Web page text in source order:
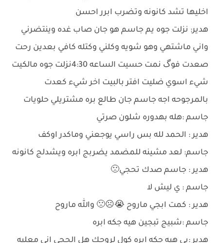
اخليها تشد كانونه وتضرب ابرر احسن
هدير: نزلت جوه يم جاسم هو جان صاب غده وينتضرني
واني ماشتهي وهو شويه وكلني وكتله كافي بعدين رحت
صعدت فوگ نمت حسيت الساعه 4:30نزلت جوه مالكيت
شيء اسوي ضليت افتر بالبيت اخر شيء كعدت
بالمرجوحه اجه جاسم جان طالع بره مشتريلي حلويات
جاسم :هله بهدوره شلون صرتي
هدير : الحمد لله بس راسي يوجعني وماكدر اوكف
جاسم: لعد مشينه للمضمد يضربج ابره ويشدلج كانونه
هدير : جاسم صدك تحجي🙁
جاسم : ي ليش لا
هدير : كمت ابجي ماروح 😭☹🙁 والله ماروح
جاسم :شبيج تبجين هيه جكه ابره
هدير :يي هيه جكه ابره كول لروحك هل الحجي اني معليه